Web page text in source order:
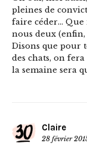
pleines de
faire céder… Que
nous deux
Disons que pour
des chats, on
la semaine sera
Claire
28 février